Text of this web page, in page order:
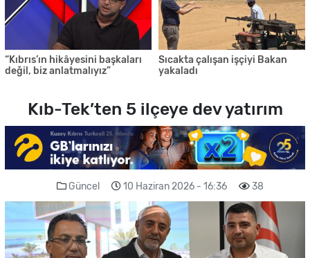
“Kıbrıs’ın hikâyesini başkaları
değil, biz anlatmalıyız”
Sıcakta çalışan işçiyi Bakan
yakaladı
Kıb-Tek’ten 5 ilçeye dev yatırım
Güncel 10 Haziran 2026 - 16:36 38